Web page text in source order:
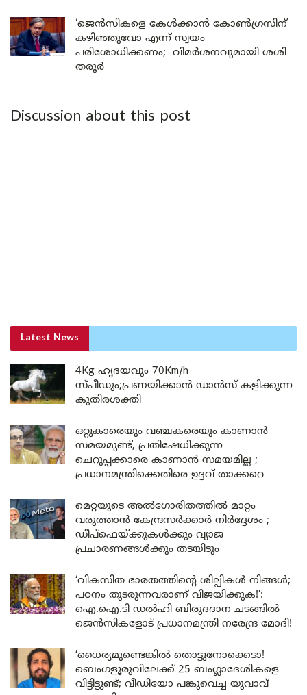
‘ജെൻസികളെ കേൾക്കാൻ കോൺഗ്രസിന്
കഴിഞ്ഞുവോ എന്ന് സ്വയം
പരിശോധിക്കണം; വിമർശനവുമായി ശശി
തരൂർ
Discussion about this post
Latest News
4Kg ഹൃദയവും 70Km/h
സ്പീഡും;പ്രണയിക്കാൻ ഡാൻസ് കളിക്കുന്ന
കുതിരശക്തി
ഒറ്റുകാരെയും വഞ്ചകരെയും കാണാൻ
സമയമുണ്ട്, പ്രതിഷേധിക്കുന്ന
ചെറുപ്പക്കാരെ കാണാൻ സമയമില്ല ;
പ്രധാനമന്ത്രിക്കെതിരെ ഉദ്ദവ് താക്കറെ
മെറ്റയുടെ അൽഗോരിതത്തിൽ മാറ്റം
വരുത്താൻ കേന്ദ്രസർക്കാർ നിർദ്ദേശം ;
ഡീപ്‌ഫെയ്ക്കുകൾക്കും വ്യാജ
പ്രചാരണങ്ങൾക്കും തടയിടും
‘വികസിത ഭാരതത്തിന്റെ ശില്പികൾ നിങ്ങൾ;
പഠനം തുടരുന്നവരാണ് വിജയിക്കുക!’:
ഐ.ഐ.ടി ഡൽഹി ബിരുദദാന ചടങ്ങിൽ
ജെൻസികളോട് പ്രധാനമന്ത്രി നരേന്ദ്ര മോദി!
‘ധൈര്യമുണ്ടെങ്കിൽ തൊട്ടുനോക്കെടാ!
ബെംഗളൂരുവിലേക്ക് 25 ബംഗ്ലാദേശികളെ
വിട്ടിട്ടുണ്ട്; വീഡിയോ പങ്കുവെച്ച യുവാവ്